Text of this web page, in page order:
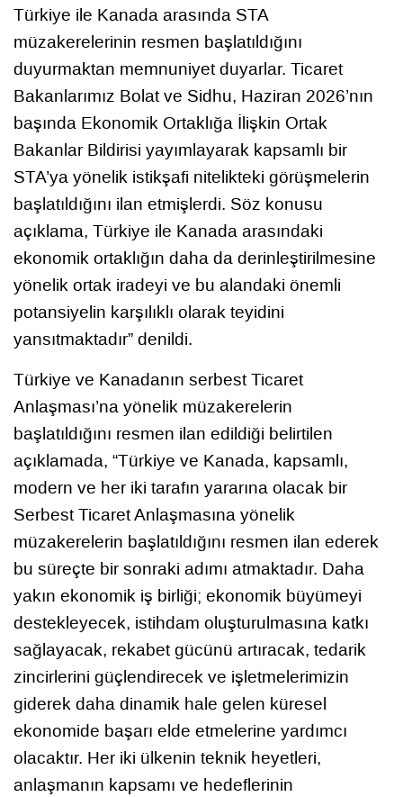
Türkiye ile Kanada arasında STA
müzakerelerinin resmen başlatıldığını
duyurmaktan memnuniyet duyarlar. Ticaret
Bakanlarımız Bolat ve Sidhu, Haziran 2026’nın
başında Ekonomik Ortaklığa İlişkin Ortak
Bakanlar Bildirisi yayımlayarak kapsamlı bir
STA’ya yönelik istikşafi nitelikteki görüşmelerin
başlatıldığını ilan etmişlerdi. Söz konusu
açıklama, Türkiye ile Kanada arasındaki
ekonomik ortaklığın daha da derinleştirilmesine
yönelik ortak iradeyi ve bu alandaki önemli
potansiyelin karşılıklı olarak teyidini
yansıtmaktadır” denildi.
Türkiye ve Kanadanın serbest Ticaret
Anlaşması’na yönelik müzakerelerin
başlatıldığını resmen ilan edildiği belirtilen
açıklamada, “Türkiye ve Kanada, kapsamlı,
modern ve her iki tarafın yararına olacak bir
Serbest Ticaret Anlaşmasına yönelik
müzakerelerin başlatıldığını resmen ilan ederek
bu süreçte bir sonraki adımı atmaktadır. Daha
yakın ekonomik iş birliği; ekonomik büyümeyi
destekleyecek, istihdam oluşturulmasına katkı
sağlayacak, rekabet gücünü artıracak, tedarik
zincirlerini güçlendirecek ve işletmelerimizin
giderek daha dinamik hale gelen küresel
ekonomide başarı elde etmelerine yardımcı
olacaktır. Her iki ülkenin teknik heyetleri,
anlaşmanın kapsamı ve hedeflerinin